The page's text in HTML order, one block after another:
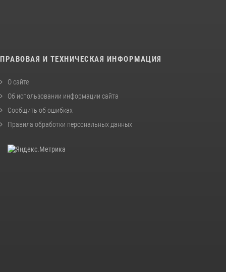
ПРАВОВАЯ И ТЕХНИЧЕСКАЯ ИНФОРМАЦИЯ
О сайте
Об использовании информации сайта
Сообщить об ошибках
Правила обработки персональных данных